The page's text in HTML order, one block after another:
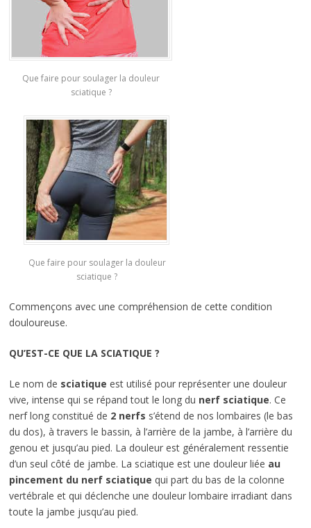
Que faire pour soulager la douleur
sciatique ?
Que faire pour soulager la douleur
sciatique ?
Commençons avec une compréhension de cette condition
douloureuse.
QU’EST-CE QUE LA SCIATIQUE ?
Le nom de sciatique est utilisé pour représenter une douleur
vive, intense qui se répand tout le long du nerf sciatique. Ce
nerf long constitué de 2 nerfs s’étend de nos lombaires (le bas
du dos), à travers le bassin, à l’arrière de la jambe, à l’arrière du
genou et jusqu’au pied. La douleur est généralement ressentie
d’un seul côté de jambe. La sciatique est une douleur liée au
pincement du nerf sciatique qui part du bas de la colonne
vertébrale et qui déclenche une douleur lombaire irradiant dans
toute la jambe jusqu’au pied.